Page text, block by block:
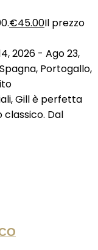
€45.00Il prezzo
2026 - Ago 23,
Portogallo,
Gill è perfetta
Dal